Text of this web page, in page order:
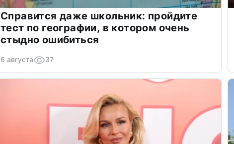
Справится даже школьник: пройдите
тест по географии, в котором очень
стыдно ошибиться
6 августа 37